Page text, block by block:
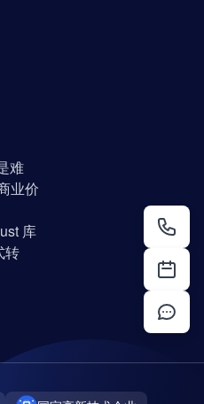
难
业价
库
转